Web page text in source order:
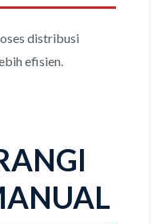
distribusi
efisien.